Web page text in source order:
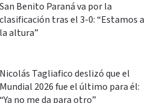
San Benito Paraná va por la
clasificación tras el 3-0: “Estamos a
la altura”
Nicolás Tagliafico deslizó que el
Mundial 2026 fue el último para él: